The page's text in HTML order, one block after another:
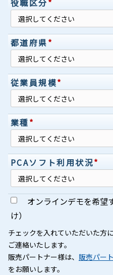
役職区分*
都道府県*
従業員規模*
業種*
PCAソフト利用状況*
オンラインデモを希望
け）
チェックを入れていただいた方
ご連絡いたします。
販売パートナー様は、 販売パー
をお願いします。